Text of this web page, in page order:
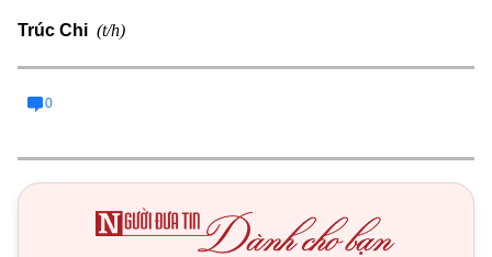
Trúc Chi (t/h)
0